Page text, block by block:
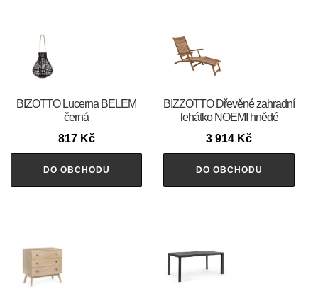
BIZOTTO Lucerna BELEM
černá
817 Kč
DO OBCHODU
BIZZOTTO Dřevěné zahradní
lehátko NOEMI hnědé
3 914 Kč
DO OBCHODU